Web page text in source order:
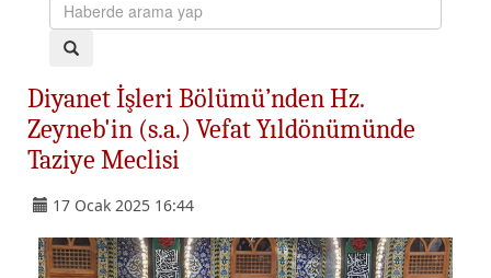
Diyanet İşleri Bölümü’nden Hz.
Zeyneb'in (s.a.) Vefat Yıldönümünde
Taziye Meclisi
17 Ocak 2025 16:44